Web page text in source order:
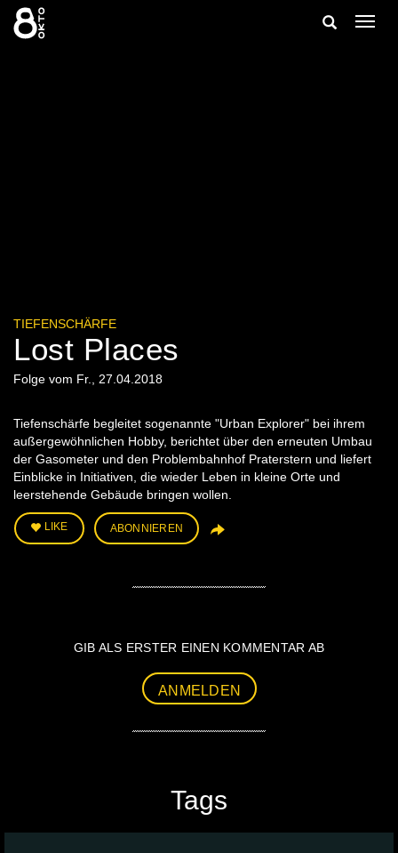
Zum
Inhalt
springen
Suche
TIEFENSCHÄRFE
Lost Places
Folge vom Fr., 27.04.2018
Tiefenschärfe begleitet sogenannte "Urban Explorer" bei ihrem
außergewöhnlichen Hobby, berichtet über den erneuten Umbau
der Gasometer und den Problembahnhof Praterstern und liefert
Einblicke in Initiativen, die wieder Leben in kleine Orte und
leerstehende Gebäude bringen wollen.
LIKE ABONNIEREN
GIB ALS ERSTER EINEN KOMMENTAR AB
ANMELDEN
Tags